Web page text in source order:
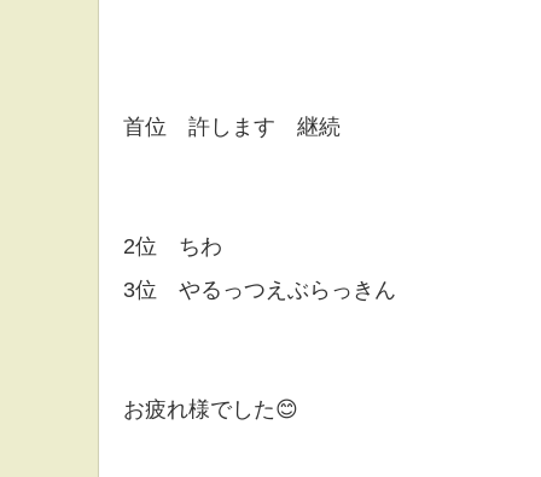
首位 許します 継続
2位 ちわ
3位 やるっつえぶらっきん
お疲れ様でした😊